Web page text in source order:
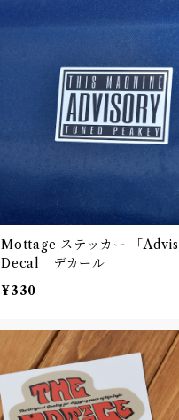
Mottage ステッカー 「
Decal デカール
¥330